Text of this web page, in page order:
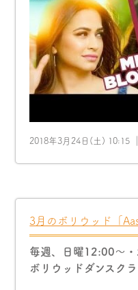
2018年3月24日(土) 10:15
3月のボリウッド「
毎週、日曜12:00〜
ボリウッドダンスク